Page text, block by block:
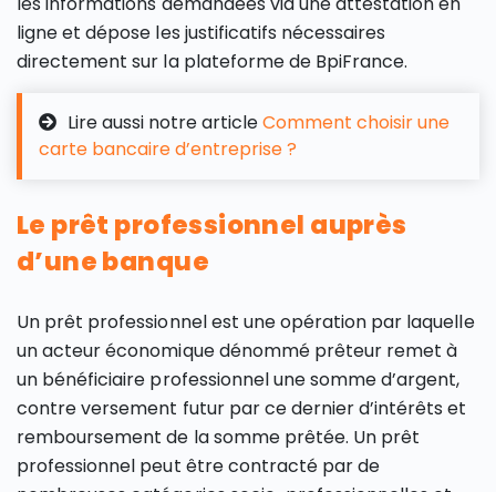
ligne et dépose les justificatifs nécessaires
directement sur la plateforme de BpiFrance.
Lire aussi notre articleComment choisir une
carte bancaire d’entreprise ?
Le prêt professionnel auprès
d’une banque
Un prêt professionnel est une opération par laquelle
un acteur économique dénommé prêteur remet à
un bénéficiaire professionnel une somme d’argent,
contre versement futur par ce dernier d’intérêts et
remboursement de la somme prêtée. Un prêt
professionnel peut être contracté par de